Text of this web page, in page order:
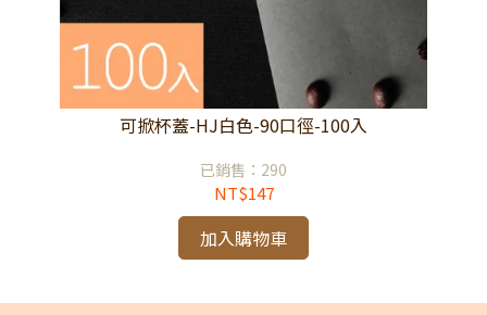
可掀杯蓋-HJ白色-90口徑-100入
已銷售：290
NT$147
加入購物車